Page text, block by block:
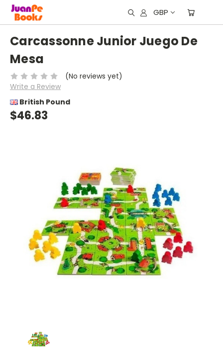
GBP
Carcassonne Junior Juego De
Mesa
(No reviews yet)
Write a Review
British Pound
$46.83